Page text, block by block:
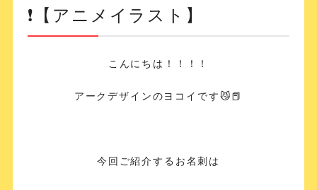
❗️【アニメイラスト】
こんにちは！！！！
アークデザインのヨコイです😼📕
今回ご紹介するお名刺は